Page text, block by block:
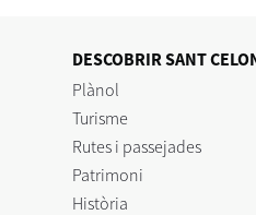
DESCOBRIR SANT
Plànol
Turisme
Rutes i passejades
Patrimoni
Història